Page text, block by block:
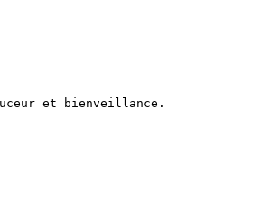
et bienveillance.